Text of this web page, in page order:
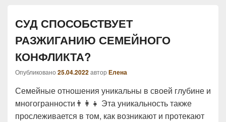
СУД СПОСОБСТВУЕТ
РАЗЖИГАНИЮ СЕМЕЙНОГО
КОНФЛИКТА?
Опубликовано 25.04.2022автор Елена
Семейные отношения уникальны в своей глубине и
многогранности👨‍👩‍👧 Эта уникальность также
прослеживается в том, как возникают и протекают